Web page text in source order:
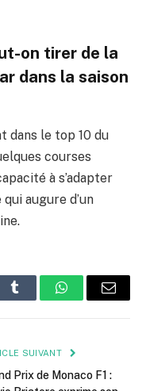
on tirer de la
dans la saison
dans le top 10 du
courses
à s’adapter
augure d’un
Tumblr WhatsApp
E-
SUIVANT
Prix de Monaco F1 :